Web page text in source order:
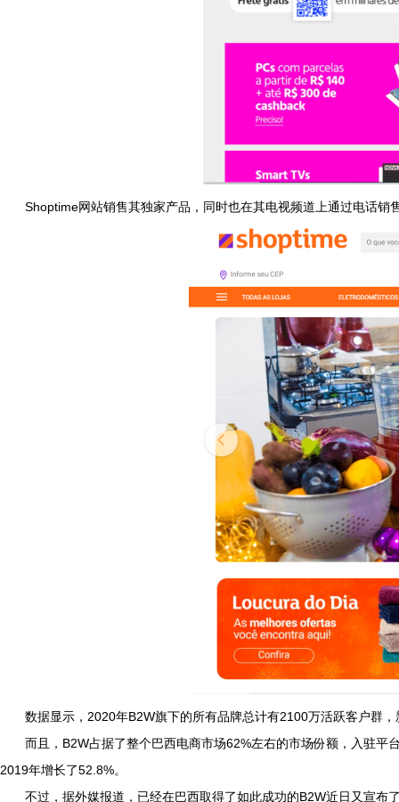
Shoptime网站销售其独家产品，同时也在其电视频道上通过电话
数据显示，2020年B2W旗下的所有品牌总计有2100万活跃客户群
而且，B2W占据了整个巴西电商市场62%左右的市场份额，入驻
2019年增长了52.8%。
不过，据外媒报道，已经在巴西取得了如此成功的B2W近日又宣